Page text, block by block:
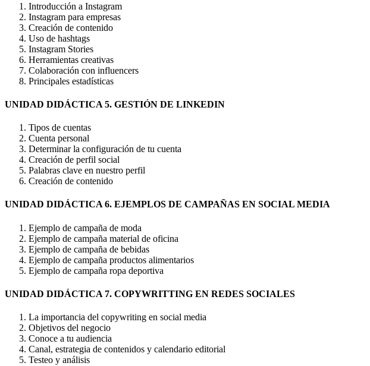
Introducción a Instagram
Instagram para empresas
Creación de contenido
Uso de hashtags
Instagram Stories
Herramientas creativas
Colaboración con influencers
Principales estadísticas
UNIDAD DIDÁCTICA 5. GESTIÓN DE LINKEDIN
Tipos de cuentas
Cuenta personal
Determinar la configuración de tu cuenta
Creación de perfil social
Palabras clave en nuestro perfil
Creación de contenido
UNIDAD DIDÁCTICA 6. EJEMPLOS DE CAMPAÑAS EN SOCIAL MEDIA
Ejemplo de campaña de moda
Ejemplo de campaña material de oficina
Ejemplo de campaña de bebidas
Ejemplo de campaña productos alimentarios
Ejemplo de campaña ropa deportiva
UNIDAD DIDÁCTICA 7. COPYWRITTING EN REDES SOCIALES
La importancia del copywriting en social media
Objetivos del negocio
Conoce a tu audiencia
Canal, estrategia de contenidos y calendario editorial
Testeo y análisis